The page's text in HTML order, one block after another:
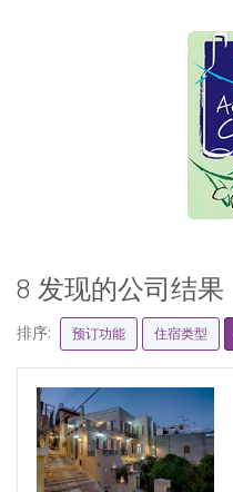
8 发现的公司结果
排序: 预订功能 住宿类型